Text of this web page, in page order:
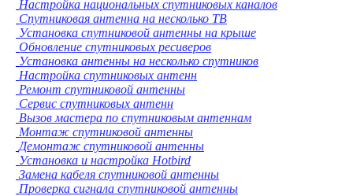
Настройка национальных спутниковых каналов
Спутниковая антенна на несколько ТВ
Установка спутниковой антенны на крыше
Обновление спутниковых ресиверов
Установка антенны на несколько спутников
Настройка спутниковых антенн
Ремонт спутниковой антенны
Сервис спутниковых антенн
Вызов мастера по спутниковым антеннам
Монтаж спутниковой антенны
Демонтаж спутниковой антенны
Установка и настройка Hotbird
Замена кабеля спутниковой антенны
Проверка сигнала спутниковой антенны